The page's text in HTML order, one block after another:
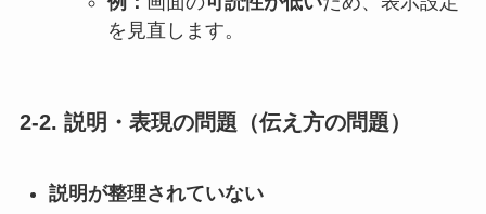
を見直します。
2-2. 説明・表現の問題（伝え方の問題）
説明が整理されていない